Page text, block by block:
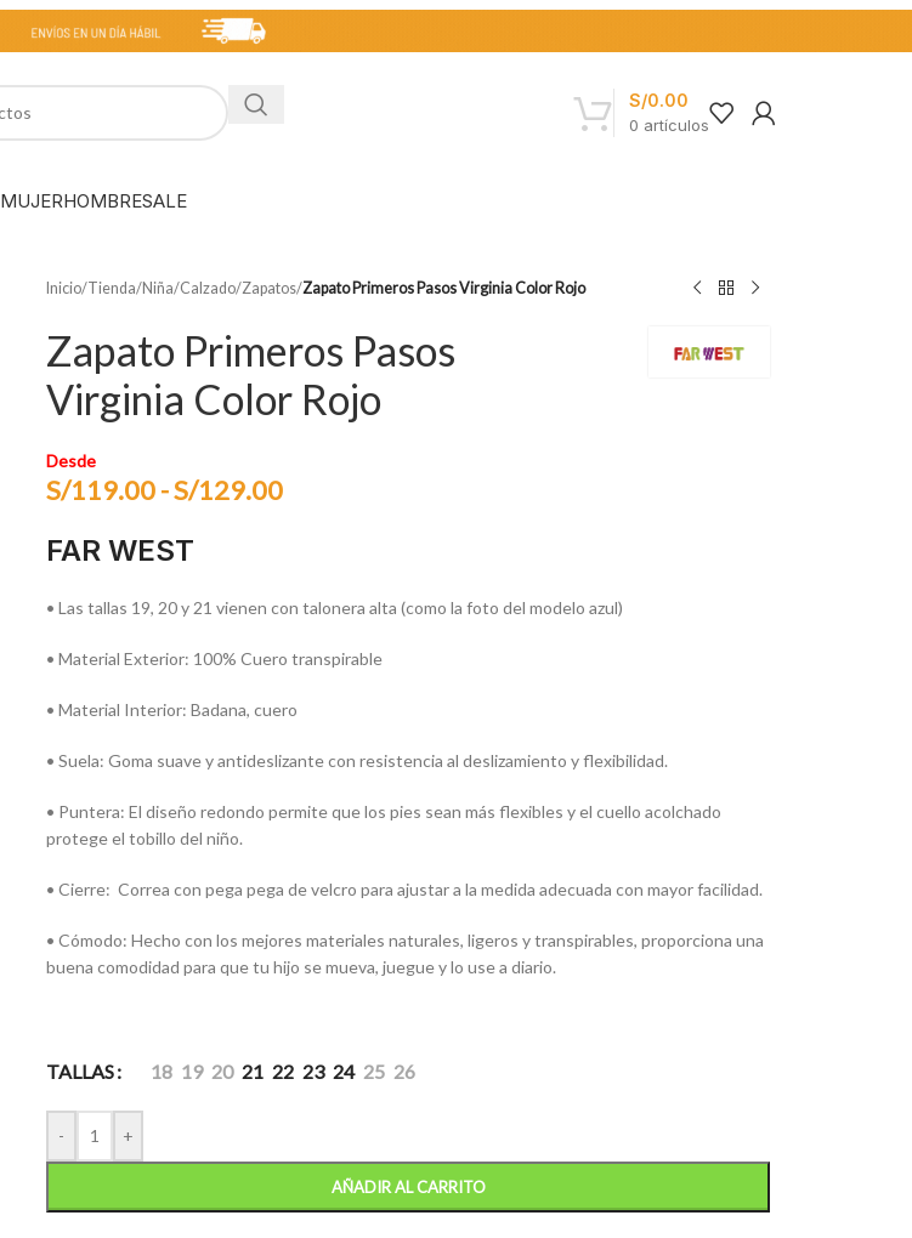
0 artículos
S/0.00
MUJERHOMBRESALE
Inicio/Tienda/Niña/Calzado/Zapatos/Zapato Primeros Pasos Virginia Color Rojo
Zapato Primeros Pasos
Virginia Color Rojo
Desde
S/119.00-S/129.00
FAR WEST
• Las tallas 19, 20 y 21 vienen con talonera alta (como la foto del modelo azul)
• Material Exterior: 100% Cuero transpirable
• Material Interior: Badana, cuero
• Suela: Goma suave y antideslizante con resistencia al deslizamiento y flexibilidad.
• Puntera: El diseño redondo permite que los pies sean más flexibles y el cuello acolchado
protege el tobillo del niño.
• Cierre: Correa con pega pega de velcro para ajustar a la medida adecuada con mayor facilidad.
• Cómodo: Hecho con los mejores materiales naturales, ligeros y transpirables, proporciona una
buena comodidad para que tu hijo se mueva, juegue y lo use a diario.
TALLAS 18 19 20 21 22 23 24 25 26
- +
AÑADIR AL CARRITO